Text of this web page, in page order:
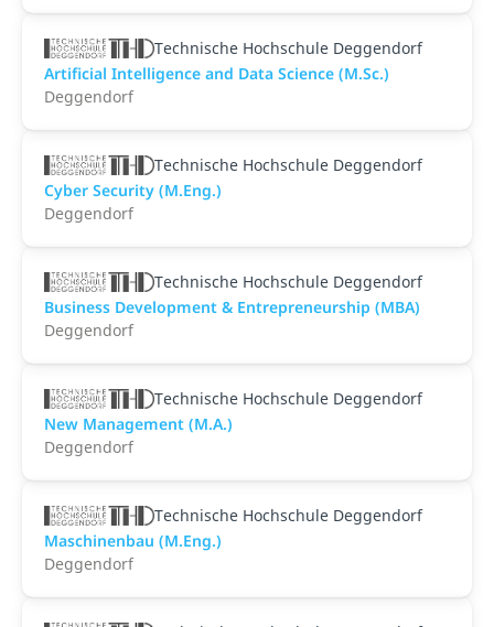
Technische Hochschule Deggendorf
Artificial Intelligence and Data Science (M.Sc.)
Deggendorf
Technische Hochschule Deggendorf
Cyber Security (M.Eng.)
Deggendorf
Technische Hochschule Deggendorf
Business Development & Entrepreneurship (MBA)
Deggendorf
Technische Hochschule Deggendorf
New Management (M.A.)
Deggendorf
Technische Hochschule Deggendorf
Maschinenbau (M.Eng.)
Deggendorf